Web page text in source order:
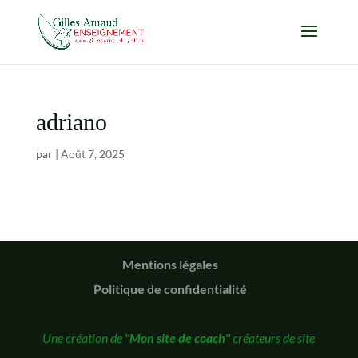
adriano
par | Août 7, 2025
Mentions légales
Politique de confidentialité
Une création de "Mon site de coach"créateurs de site